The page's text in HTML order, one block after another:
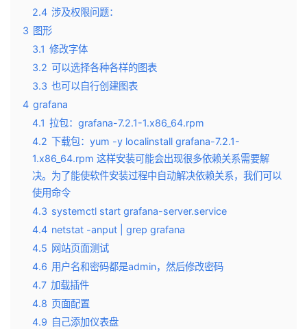
2.4 涉及权限问题：
3 图形
3.1 修改字体
3.2 可以选择各种各样的图表
3.3 也可以自行创建图表
4 grafana
4.1 拉包：grafana-7.2.1-1.x86_64.rpm
4.2 下载包：yum -y localinstall grafana-7.2.1-
1.x86_64.rpm 这样安装可能会出现很多依赖关系需要解
决。为了能使软件安装过程中自动解决依赖关系，我们可以
使用命令
4.3 systemctl start grafana-server.service
4.4 netstat -anput | grep grafana
4.5 网站页面测试
4.6 用户名和密码都是admin，然后修改密码
4.7 加载插件
4.8 页面配置
4.9 自己添加仪表盘